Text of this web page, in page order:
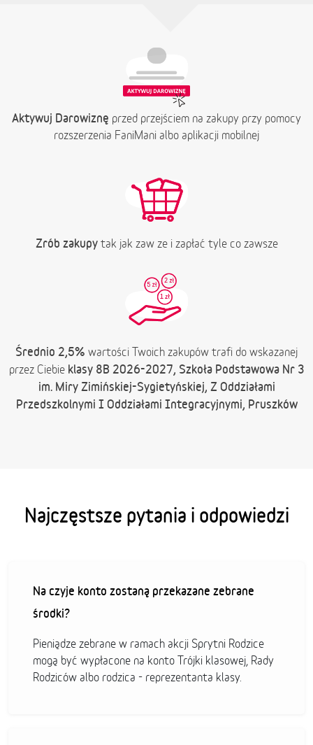
Aktywuj Darowiznę przed przejściem na zakupy przy pomocy
rozszerzenia FaniMani albo aplikacji mobilnej
Zrób zakupytak jak zaw ze i zapłać tyle co zawsze
Średnio 2,5% wartości Twoich zakupów trafi do wskazanej
przez Ciebie klasy 8B 2026-2027, Szkoła Podstawowa Nr 3
im. Miry Zimińskiej-Sygietyńskiej, Z Oddziałami
Przedszkolnymi I Oddziałami Integracyjnymi, Pruszków
Najczęstsze pytania i odpowiedzi
Na czyje konto zostaną przekazane zebrane
środki?
Pieniądze zebrane w ramach akcji Sprytni Rodzice
mogą być wypłacone na konto Trójki klasowej, Rady
Rodziców albo rodzica - reprezentanta klasy.